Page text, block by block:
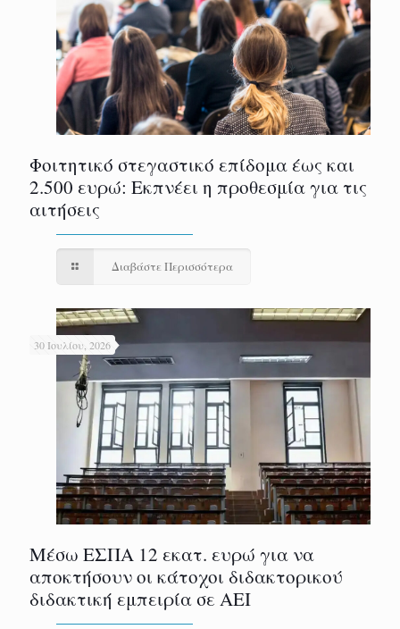
Φοιτητικό στεγαστικό επίδομα έως και
2.500 ευρώ: Εκπνέει η προθεσμία για τις
αιτήσεις
Διαβάστε Περισσότερα
30 Ιουλίου, 2026
Μέσω ΕΣΠΑ 12 εκατ. ευρώ για να
αποκτήσουν οι κάτοχοι διδακτορικού
διδακτική εμπειρία σε ΑΕΙ